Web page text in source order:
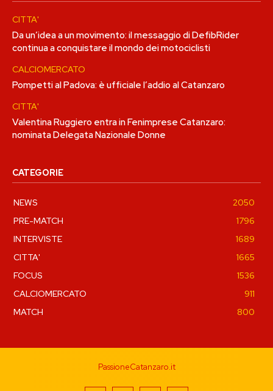
CITTA'
Da un’idea a un movimento: il messaggio di DefibRider
continua a conquistare il mondo dei motociclisti
CALCIOMERCATO
Pompetti al Padova: è ufficiale l’addio al Catanzaro
CITTA'
Valentina Ruggiero entra in Fenimprese Catanzaro:
nominata Delegata Nazionale Donne
CATEGORIE
NEWS
2050
PRE-MATCH
1796
INTERVISTE
1689
CITTA'
1665
FOCUS
1536
CALCIOMERCATO
911
MATCH
800
PassioneCatanzaro.it